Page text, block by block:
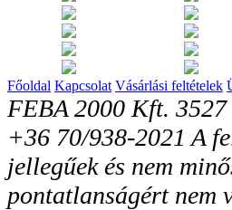
Főoldal Kapcsolat Vásárlási feltételek
FEBA 2000 Kft.
+36 70/938-2021 A
jellegűek és nem
pontatlanságért nem